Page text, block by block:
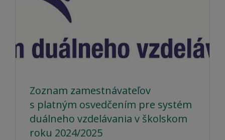
Zoznam zamestnávateľov
s platným osvedčením pre systém
duálneho vzdelávania v školskom
roku 2024/2025